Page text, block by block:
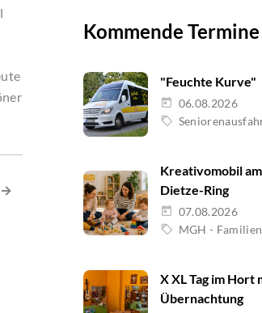
Kommende Termine
"Feuchte Kurve"
06.08.2026
Kreativomobil
Dietze-Ring
07.08.2026
MGH -
X XL Tag im Hort
Übernachtung
→